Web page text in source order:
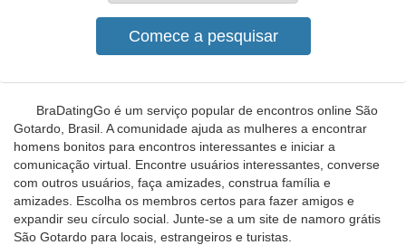
BraDatingGo é um serviço popular de encontros online São
Gotardo, Brasil. A comunidade ajuda as mulheres a encontrar
homens bonitos para encontros interessantes e iniciar a
comunicação virtual. Encontre usuários interessantes, converse
com outros usuários, faça amizades, construa família e
amizades. Escolha os membros certos para fazer amigos e
expandir seu círculo social. Junte-se a um site de namoro grátis
São Gotardo para locais, estrangeiros e turistas.